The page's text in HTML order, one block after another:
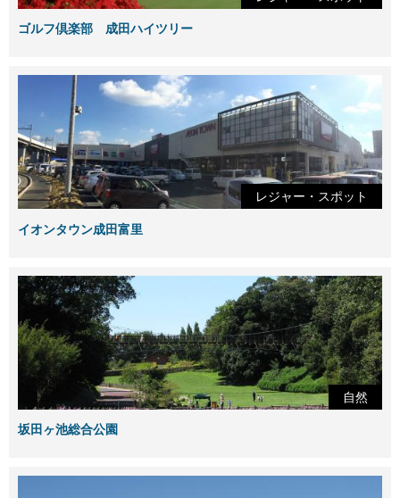
ゴルフ倶楽部 成田ハイツリー
レジャー・スポット
イオンタウン成田富里
自然
坂田ヶ池総合公園